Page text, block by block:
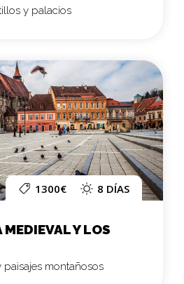
y palacios
1300€ 8 DÍAS
Y LOS
paisajes montañosos